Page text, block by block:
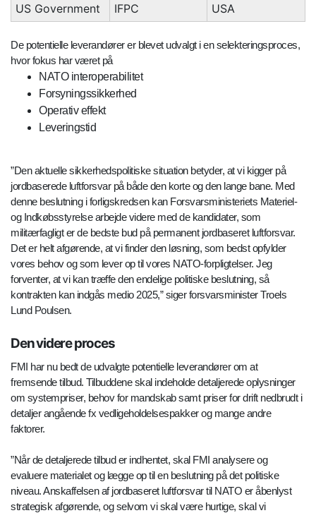
US Government
IFPC USA
De potentielle leverandører er blevet udvalgt i en selekteringsproces,
hvor fokus har været på
NATO interoperabilitet
Forsyningssikkerhed
Operativ effekt
Leveringstid
”Den aktuelle sikkerhedspolitiske situation betyder, at vi kigger på
jordbaserede luftforsvar på både den korte og den lange bane. Med
denne beslutning i forligskredsen kan Forsvarsministeriets Materiel-
og Indkøbsstyrelse arbejde videre med de kandidater, som
militærfagligt er de bedste bud på permanent jordbaseret luftforsvar.
Det er helt afgørende, at vi finder den løsning, som bedst opfylder
vores behov og som lever op til vores NATO-forpligtelser. Jeg
forventer, at vi kan træffe den endelige politiske beslutning, så
kontrakten kan indgås medio 2025,” siger forsvarsminister Troels
Lund Poulsen.
Den videre proces
FMI har nu bedt de udvalgte potentielle leverandører om at
fremsende tilbud. Tilbuddene skal indeholde detaljerede oplysninger
om systempriser, behov for mandskab samt priser for drift nedbrudt i
detaljer angående fx vedligeholdelsespakker og mange andre
faktorer.
”Når de detaljerede tilbud er indhentet, skal FMI analysere og
evaluere materialet og lægge op til en beslutning på det politiske
niveau. Anskaffelsen af jordbaseret luftforsvar til NATO er åbenlyst
strategisk afgørende, og selvom vi skal være hurtige, skal vi